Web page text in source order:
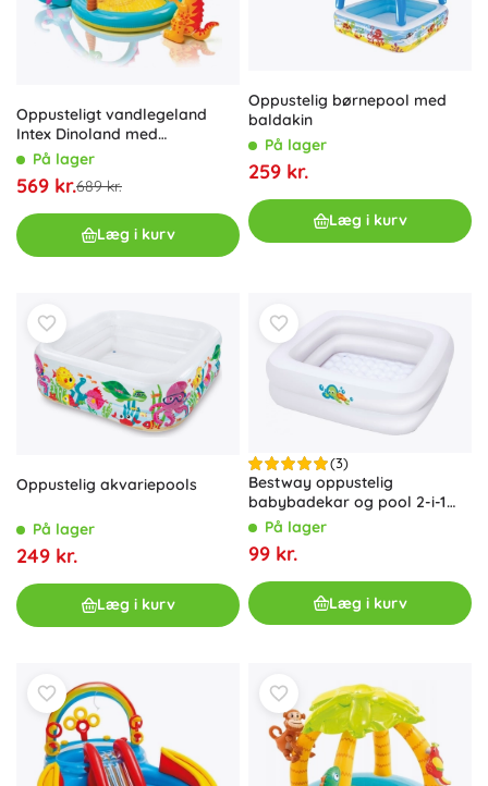
Oppusteligt vandlegeland
Intex Dinoland med
rutsjebane og springvand
På lager
569 kr.689 kr.
Læg i kurv
Oppustelig børnepool med
baldakin
På lager
259 kr.
Læg i kurv
Oppustelig akvariepools
På lager
249 kr.
Læg i kurv
(3)
Bestway oppustelig
babybadekar og pool 2-i-1
BABY STEP 1-2-3 (86 × 86 cm)
På lager
99 kr.
Læg i kurv